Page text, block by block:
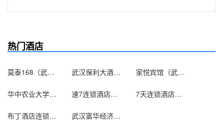
热门酒店
莫泰168（武汉武昌火车站东广场静安路店） 武汉保利大酒店（原白玫瑰大酒店） 家悦宾馆（武汉沌口店）
华中农业大学国际学术交流中心（武汉） 速7连锁酒店（钟家村归元寺店）（原汉阳火车站店） 7天连锁酒店（武汉体育学院店）
布丁酒店连锁（武汉销品茂理工大学店） 武汉富华经济宾馆